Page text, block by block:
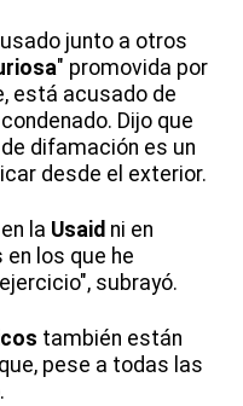
junto a otros
" promovida por
está acusado de
Dijo que
difamación es un
desde el exterior.
la Usaid ni en
los que he
subrayó.
también están
pese a todas las